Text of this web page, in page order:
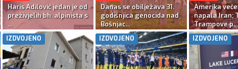
Haris Adilović jedan je od
preživjelih bh. alpinista s
...
Danas se obilježava 31.
godišnjica genocida nad
Bošnjac...
Amerika
napala Iran;
Trampove p...
IZDVOJENO IZDVOJENO IZDVOJENO